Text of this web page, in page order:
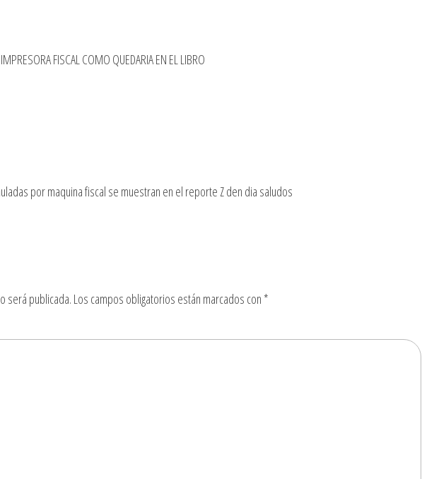
FISCAL COMO QUEDARIA EN EL LIBRO
por maquina fiscal se muestran en el reporte Z den dia saludos
será publicada. Los campos obligatorios están marcados con *